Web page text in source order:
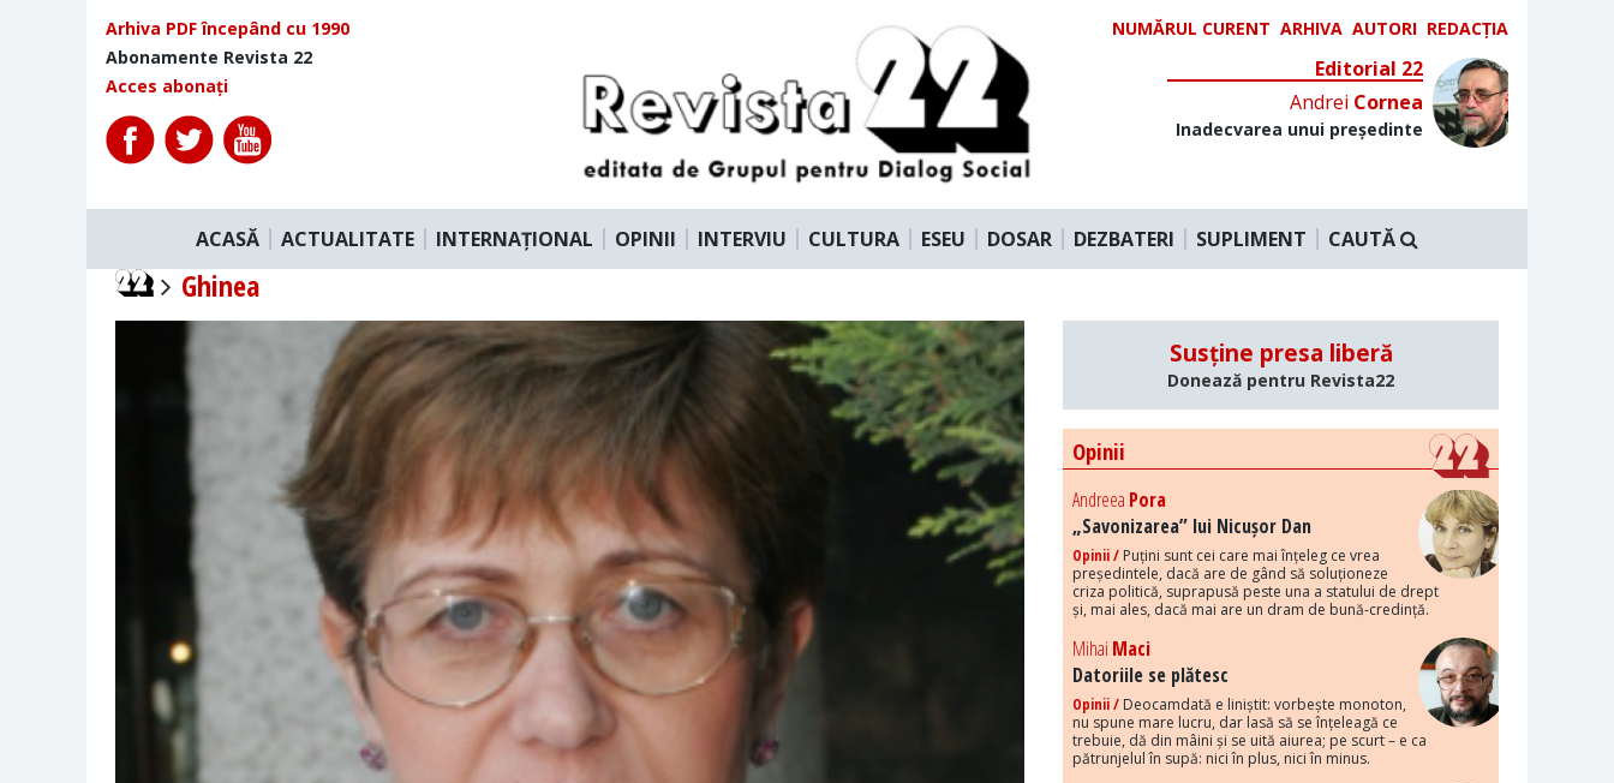
Arhiva PDF începând cu 1990
Abonamente Revista 22
Acces abonați
NUMĂRUL CURENT ARHIVA AUTORI REDACȚIA
Editorial 22
Andrei Cornea
Inadecvarea unui președinte
ACASĂ ACTUALITATE INTERNAȚIONAL OPINII INTERVIU CULTURA ESEU DOSAR DEZBATERI SUPLIMENT CAUTĂ
Ghinea
Susține presa liberă
Donează pentru Revista22
Opinii
Andreea Pora
„Savonizarea” lui Nicușor Dan
Opinii / Puțini sunt cei care mai înțeleg ce vrea
președintele, dacă are de gând să soluționeze
criza politică, suprapusă peste una a statului de drept
și, mai ales, dacă mai are un dram de bună-credință.
Mihai Maci
Datoriile se plătesc
Opinii / Deocamdată e liniștit: vorbește monoton,
nu spune mare lucru, dar lasă să se înțeleagă ce
trebuie, dă din mâini și se uită aiurea; pe scurt – e ca
pătrunjelul în supă: nici în plus, nici în minus.